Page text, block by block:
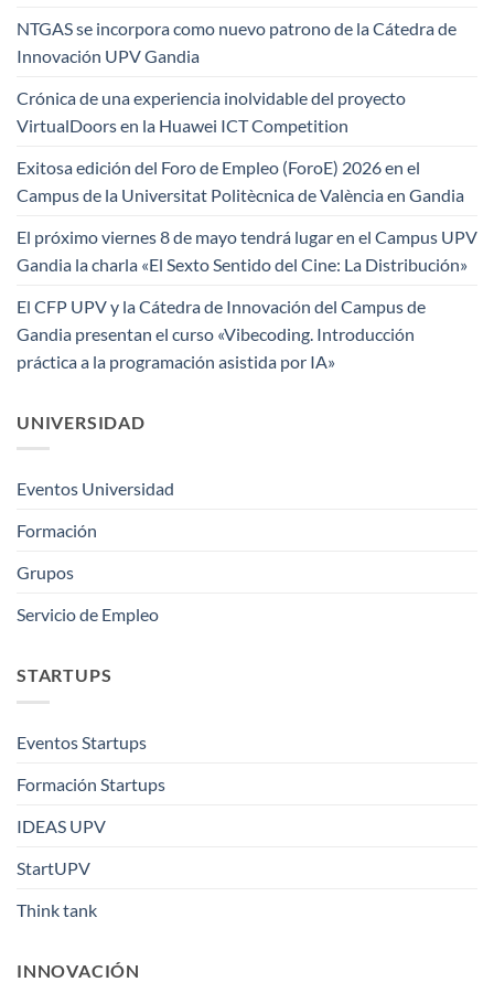
NTGAS se incorpora como nuevo patrono de la Cátedra de
Innovación UPV Gandia
Crónica de una experiencia inolvidable del proyecto
VirtualDoors en la Huawei ICT Competition
Exitosa edición del Foro de Empleo (ForoE) 2026 en el
Campus de la Universitat Politècnica de València en Gandia
El próximo viernes 8 de mayo tendrá lugar en el Campus UPV
Gandia la charla «El Sexto Sentido del Cine: La Distribución»
El CFP UPV y la Cátedra de Innovación del Campus de
Gandia presentan el curso «Vibecoding. Introducción
práctica a la programación asistida por IA»
UNIVERSIDAD
Eventos Universidad
Formación
Grupos
Servicio de Empleo
STARTUPS
Eventos Startups
Formación Startups
IDEAS UPV
StartUPV
Think tank
INNOVACIÓN